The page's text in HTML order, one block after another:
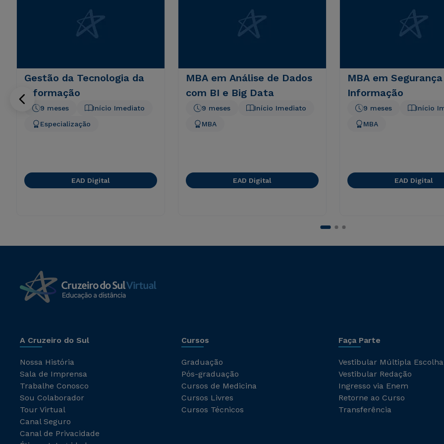
Gestão da Tecnologia da
Informação
Início Imediato
9 meses
Especialização
EAD Digital
MBA em Análise de Dados
com BI e Big Data
Início Imediato
9 meses
MBA
EAD Digital
MBA em
Informação
Início
9 meses
MBA
EAD Digital
A Cruzeiro do Sul
Nossa História
Sala de Imprensa
Trabalhe Conosco
Sou Colaborador
Tour Virtual
Canal Seguro
Canal de Privacidade
Cursos
Graduação
Pós-graduação
Cursos de Medicina
Cursos Livres
Cursos Técnicos
Faça Parte
Vestibular Múltipla Escolha
Vestibular Redação
Ingresso via Enem
Retorne ao Curso
Transferência